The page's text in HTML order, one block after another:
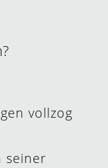
vollzog
seiner